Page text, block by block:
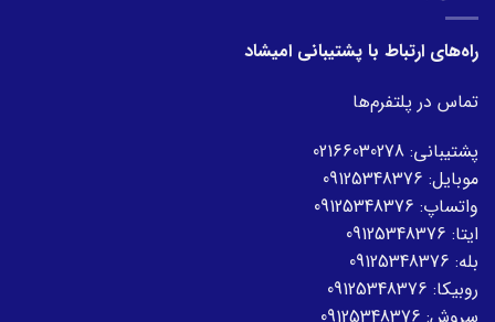
راه‌های ارتباط با پشتیبانی امیشاد
تماس در پلتفرم‌ها
پشتیبانی: 02166030278
موبایل: 09125348376
واتساپ: 09125348376
ایتا: 09125348376
بله: 09125348376
روبیکا: 09125348376